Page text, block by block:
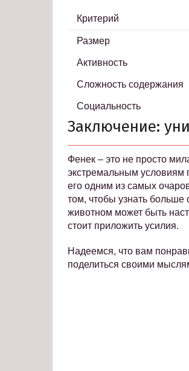
Критерий
Размер
Активность
Сложность содержания
Социальность
Заключение:
Фенек – это не просто
экстремальным условиям
его одним из самых
том, чтобы узнать больше
животном может быть
стоит приложить усилия.
Надеемся, что вам
поделиться своими